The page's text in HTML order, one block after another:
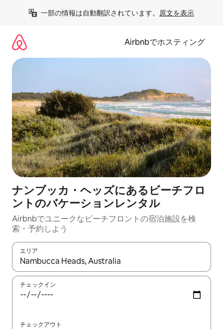
一部の情報は自動翻訳されています。 原文を表示
Airbnbでホスティング
ナンブッカ・ヘッズにあるビーチフロ
ントのバケーションレンタル
Airbnbでユニークなビーチフロントの宿泊施設を検
索・予約しよう
エリア
検索結果が表示されたら、上下の矢印キーを使って移動するか
チェックイン
チェックアウト